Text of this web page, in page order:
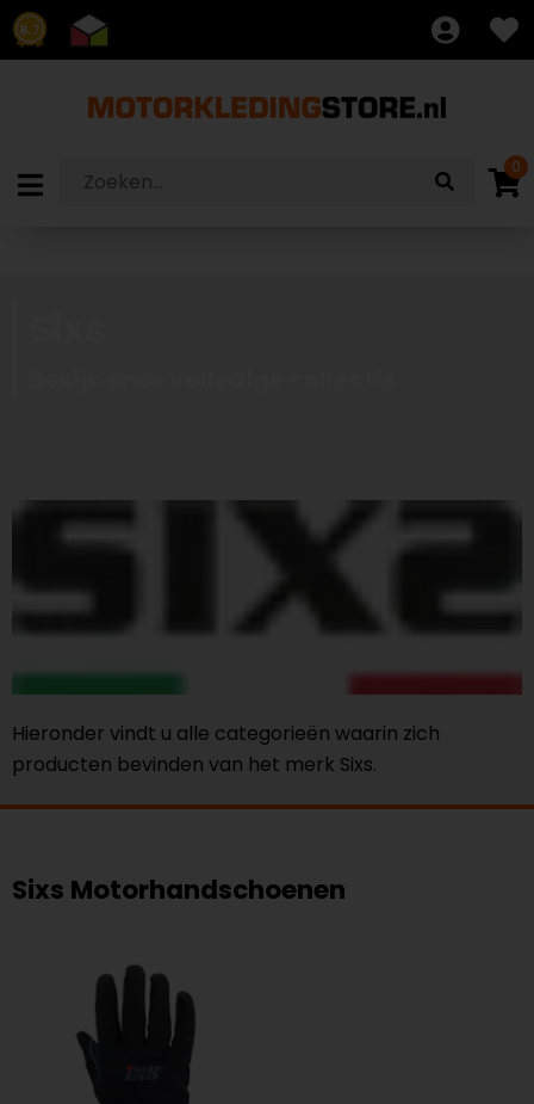
8.7
0
Hieronder vindt u alle categorieën waarin zich
producten bevinden van het merk Sixs.
Sixs Motorhandschoenen